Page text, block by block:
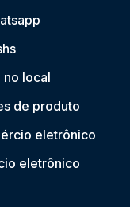
s
no local
de produto
eletrônico
eletrônico